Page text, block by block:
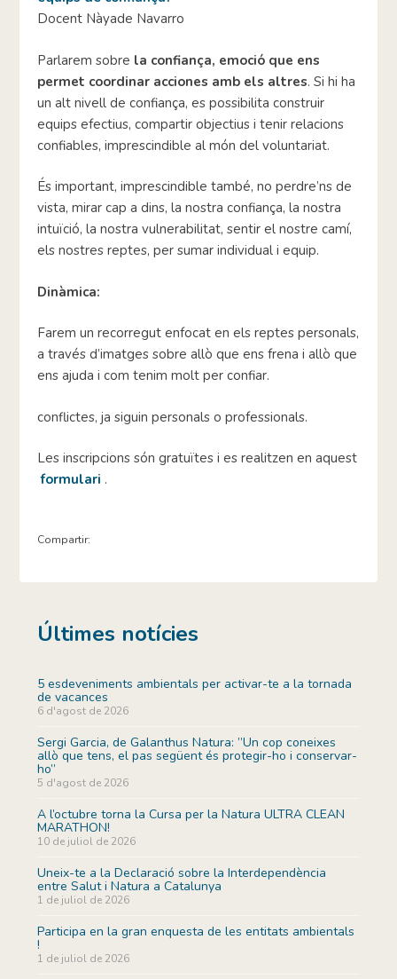
Docent Nàyade Navarro
Parlarem sobre la confiança, emoció que ens
permet coordinar acciones amb els altres. Si hi ha
un alt nivell de confiança, es possibilita construir
equips efectius, compartir objectius i tenir relacions
confiables, imprescindible al món del voluntariat.
És important, imprescindible també, no perdre’ns de
vista, mirar cap a dins, la nostra confiança, la nostra
intuïció, la nostra vulnerabilitat, sentir el nostre camí,
els nostres reptes, per sumar individual i equip.
Dinàmica:
Farem un recorregut enfocat en els reptes personals,
a través d’imatges sobre allò que ens frena i allò que
ens ajuda i com tenim molt per confiar.
conflictes, ja siguin personals o professionals.
Les inscripcions són gratuïtes i es realitzen en aquest
formulari .
Compartir:
Últimes notícies
5 esdeveniments ambientals per activar-te a la tornada
de vacances
6 d'agost de 2026
Sergi Garcia, de Galanthus Natura: ”Un cop coneixes
allò que tens, el pas següent és protegir-ho i conservar-
ho”
5 d'agost de 2026
A l’octubre torna la Cursa per la Natura ULTRA CLEAN
MARATHON!
10 de juliol de 2026
Uneix-te a la Declaració sobre la Interdependència
entre Salut i Natura a Catalunya
1 de juliol de 2026
Participa en la gran enquesta de les entitats ambientals
!
1 de juliol de 2026